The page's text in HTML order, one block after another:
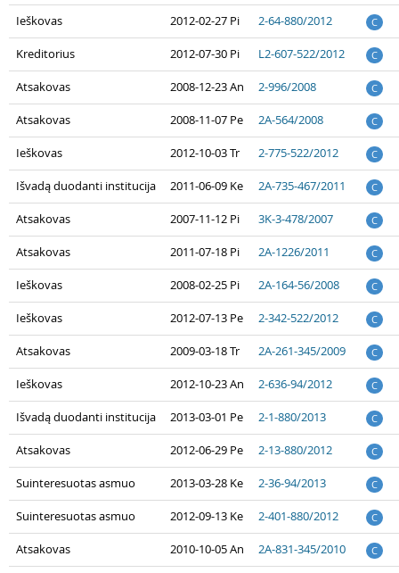
Ieškovas 2012-02-27 Pi 2-64-880/2012 C
Kreditorius 2012-07-30 Pi L2-607-522/2012 C
Atsakovas 2008-12-23 An 2-996/2008 C
Atsakovas 2008-11-07 Pe 2A-564/2008 C
Ieškovas 2012-10-03 Tr 2-775-522/2012 C
Išvadą duodanti institucija 2011-06-09 Ke 2A-735-467/2011 C
Atsakovas 2007-11-12 Pi 3K-3-478/2007 C
Atsakovas 2011-07-18 Pi 2A-1226/2011 C
Ieškovas 2008-02-25 Pi 2A-164-56/2008 C
Ieškovas 2012-07-13 Pe 2-342-522/2012 C
Atsakovas 2009-03-18 Tr 2A-261-345/2009 C
Ieškovas 2012-10-23 An 2-636-94/2012 C
Išvadą duodanti institucija 2013-03-01 Pe 2-1-880/2013 C
Atsakovas 2012-06-29 Pe 2-13-880/2012 C
Suinteresuotas asmuo 2013-03-28 Ke 2-36-94/2013 C
Suinteresuotas asmuo 2012-09-13 Ke 2-401-880/2012 C
Atsakovas 2010-10-05 An 2A-831-345/2010 C